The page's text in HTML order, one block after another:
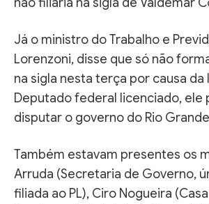
Já o ministro do Trabalho e
Lorenzoni, disse que só não
na sigla nesta terça por causa da
Deputado federal licenciado, ele
disputar o governo do Rio
Também estavam presentes os
Arruda (Secretaria de Governo,
filiada ao PL), Ciro Nogueira